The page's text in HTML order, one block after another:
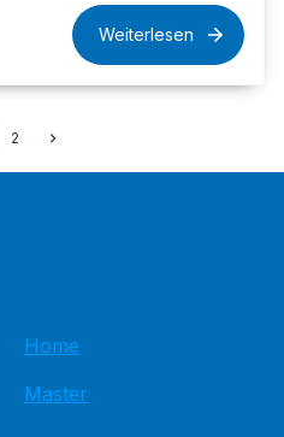
Weiterlesen
2
Home
Master